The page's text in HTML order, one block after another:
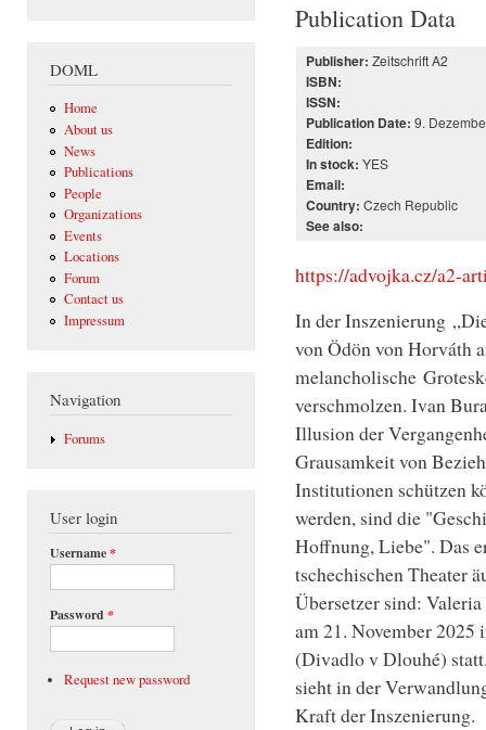
DOML
Home
About us
News
Publications
People
Organizations
Events
Locations
Forum
Contact us
Impressum
Navigation
Forums
User login
Username*
Password *
Request new password
Publication Data
Publisher: Zeitschrift A2
ISBN:
ISSN:
Publication Date: 9.
Edition:
In stock: YES
Email:
Country: Czech Republic
See also:
https://advojka.cz/a2-
In der Inszenierung
von Ödön von Horváth
melancholische
verschmolzen. Ivan
Illusion der
Grausamkeit von
Institutionen schützen
werden, sind die
Hoffnung, Liebe". Das
tschechischen Theater
Übersetzer sind:
am 21. November 2025
(Divadlo v Dlouhé)
sieht in der
Kraft der Inszenierung.